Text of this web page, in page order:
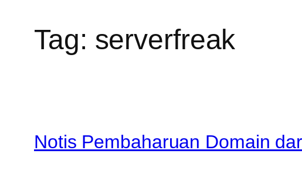
Tag: serverfreak
Notis Pembaharuan Domain